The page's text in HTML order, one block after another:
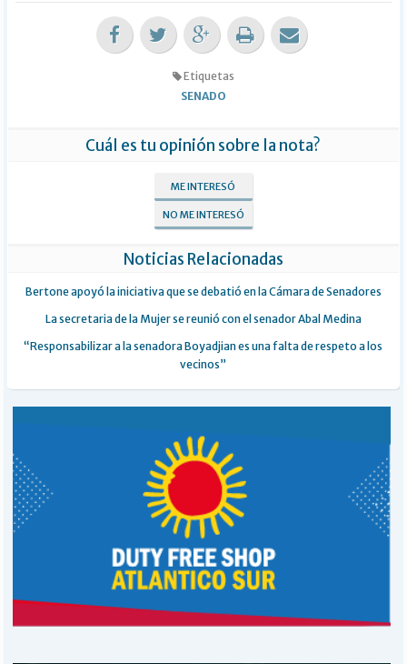
Etiquetas
SENADO
Cuál es tu opinión sobre la nota?
ME INTERESÓ
NO ME INTERESÓ
Noticias Relacionadas
Bertone apoyó la iniciativa que se debatió en la Cámara de Senadores
La secretaria de la Mujer se reunió con el senador Abal Medina
“Responsabilizar a la senadora Boyadjian es una falta de respeto a los
vecinos”